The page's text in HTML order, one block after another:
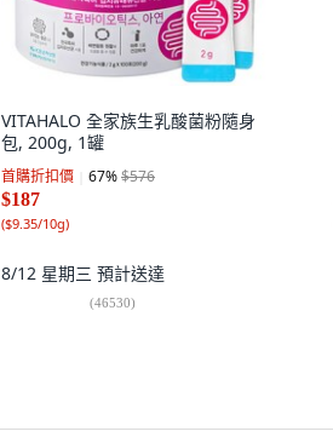
VITAHALO 全家族生乳酸菌粉隨身
包, 200g, 1罐
首購折扣價 67%$576
$187
($9.35/10g)
8/12 星期三 預計送達
(46530)